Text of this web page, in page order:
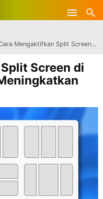
Mengaktifkan Split Screen di Windows 11 untuk Meningkatkan Produktivitas
Screen di